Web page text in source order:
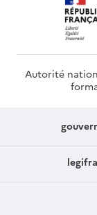
Autorité